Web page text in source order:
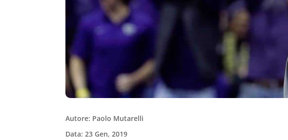
Autore: Paolo Mutarelli
Data: 23 Gen, 2019